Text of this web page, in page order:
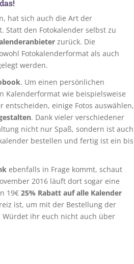
hat sich auch die Art der
Statt den Fotokalender selbst zu
zurück. Die
Fotokalenderformat als auch
werden.
. Um einen persönlichen
Kalenderformat wie beispielsweise
entscheiden, einige Fotos auswählen,
. Dank vieler verschiedener
nicht nur Spaß, sondern ist auch
bestellen und fertig ist ein bis
ebenfalls in Frage kommt, schaut
2016 läuft dort sogar eine
19€ 25% Rabatt auf alle Kalender
ist, um mit der Bestellung der
Würdet ihr euch nicht auch über